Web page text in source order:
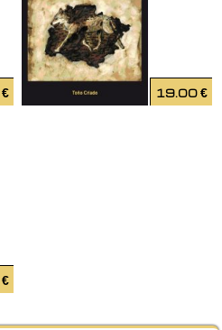
€ 19.00 €
€